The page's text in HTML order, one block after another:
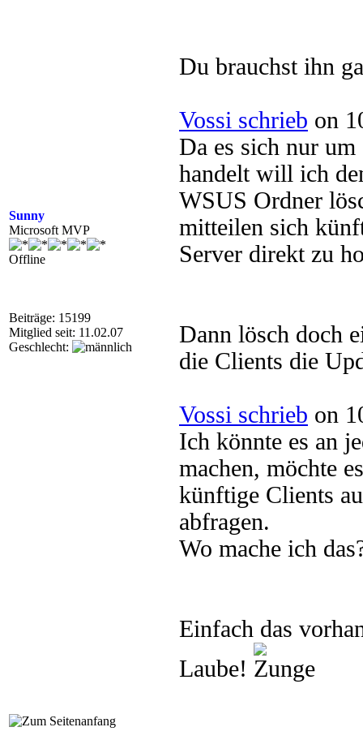
Sunny
Microsoft MVP
Offline
Beiträge: 15199
Mitglied seit: 11.02.07
Geschlecht:
Du brauchst ihn
Vossi schrieb on
Da es sich nur
handelt will ich
WSUS Ordner
mitteilen sich
Server direkt zu
Dann lösch doch
die Clients die
Vossi schrieb on
Ich könnte es an
machen, möchte
künftige Clients
abfragen.
Wo mache ich
Einfach das
Laube!